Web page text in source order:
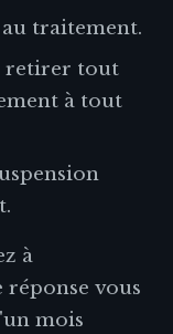
traitement.
retirer tout
à tout
à
réponse vous
mois